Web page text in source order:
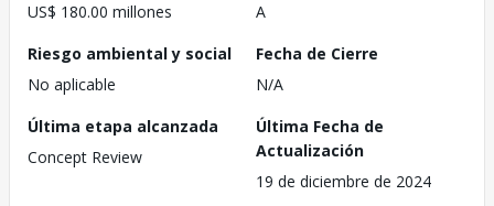
US$ 180.00 millones
A
Riesgo ambiental y social
No aplicable
Fecha de Cierre
N/A
Última etapa alcanzada
Concept Review
Última Fecha de
Actualización
19 de diciembre de 2024